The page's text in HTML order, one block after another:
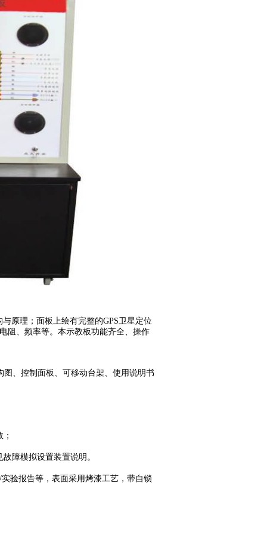
原理；面板上绘有完整的GPS卫星定位
阻、频率等。本示教板功能齐全、操作
、控制面板、可移动台架、使用说明书
障模拟设置装置说明。
验报告等，表面采用烤漆工艺，带自锁